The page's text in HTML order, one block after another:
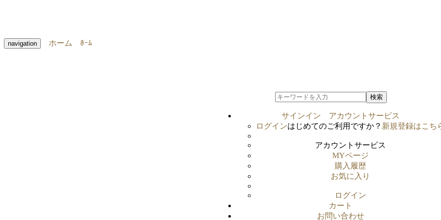
navigation ホーム ﾎｰﾑ
検索
サインイン
アカウントサービス
ログインはじめてのご利用ですか？ 新規登録はこち
アカウントサービス
MYページ
購入履歴
お気に入り
ログイン
カート
お問い合わせ